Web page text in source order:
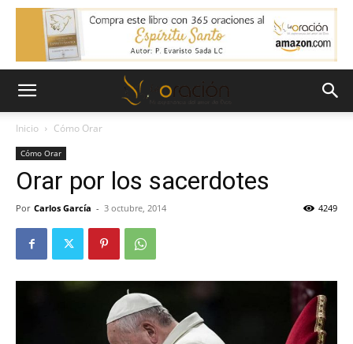
Inicio Cómo Orar
Cómo Orar
Orar por los sacerdotes
Por Carlos García - 3 octubre, 2014 4249